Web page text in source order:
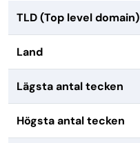
TLD (Top level domain)
Land
Lägsta antal tecken
Högsta antal tecken